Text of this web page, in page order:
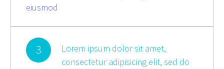
eiusmod
3
Lorem ipsum dolor sit amet,
consectetur adipisicing elit, sed do